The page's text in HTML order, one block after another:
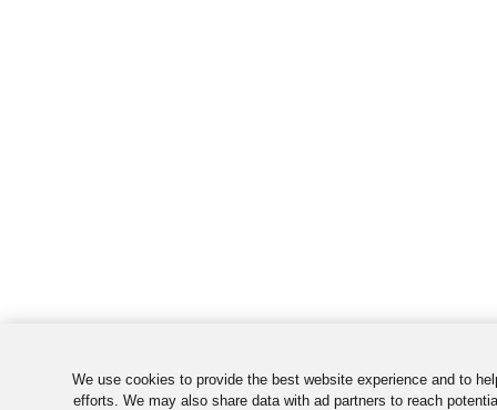
We use cookies to provide the best website experience and to
efforts. We may also share data with ad partners to reach